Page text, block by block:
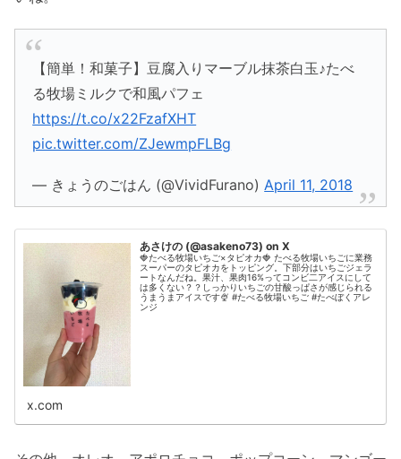
【簡単！和菓子】豆腐入りマーブル抹茶白玉♪たべ
る牧場ミルクで和風パフェ
https://t.co/x22FzafXHT
pic.twitter.com/ZJewmpFLBg
— きょうのごはん (@VividFurano) April 11, 2018
あさけの (@asakeno73) on X
🍓たべる牧場いちご×タピオカ🍓 たべる牧場いちごに業務
スーパーのタピオカをトッピング。下部分はいちごジェラ
ートなんだね。果汁、果肉16%ってコンビ二アイスにして
は多くない？？しっかりいちごの甘酸っぱさが感じられる
うまうまアイスです🍨 #たべる牧場いちご #たべぼくアレ
ンジ
x.com